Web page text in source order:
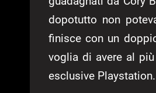
dopotutto non
finisce con un
voglia di avere al
esclusive Playstation.